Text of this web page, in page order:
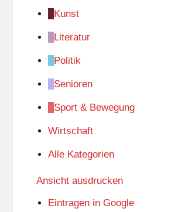
Kunst
Literatur
Politik
Senioren
Sport & Bewegung
Wirtschaft
Alle Kategorien
Ansicht ausdrucken
Eintragen in Google